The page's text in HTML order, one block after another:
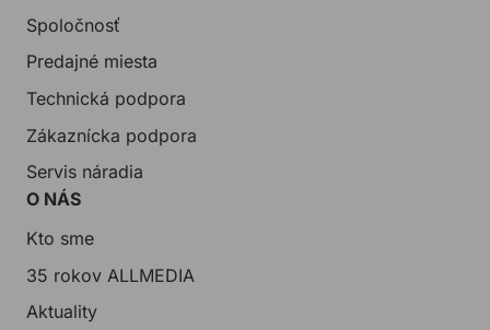
Spoločnosť
Predajné miesta
Technická podpora
Zákaznícka podpora
Servis náradia
O NÁS
Kto sme
35 rokov ALLMEDIA
Aktuality